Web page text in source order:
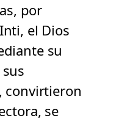
por
el Dios
su
convirtieron
se